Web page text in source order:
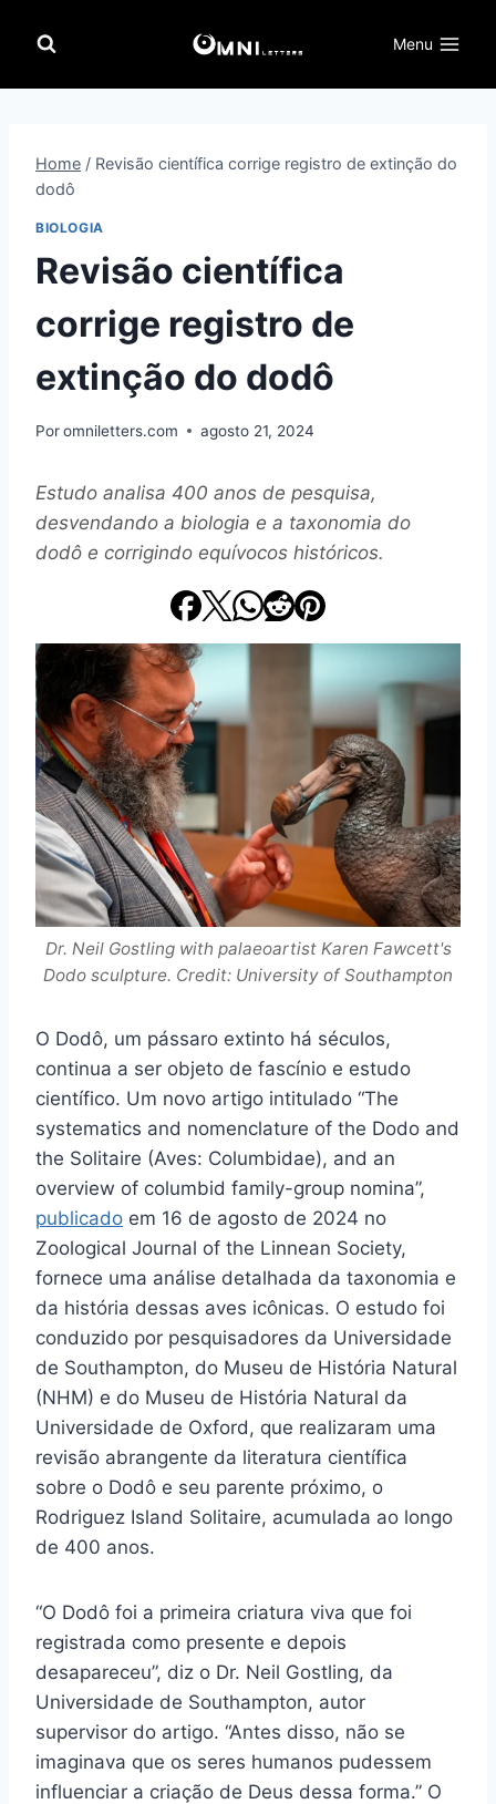
para
Menu
Home / Revisão científica corrige registro de extinção do
dodô
BIOLOGIA
Revisão científica
corrige registro de
extinção do dodô
Poromniletters.com agosto 21, 2024
Estudo analisa 400 anos de pesquisa,
desvendando a biologia e a taxonomia do
dodô e corrigindo equívocos históricos.
Dr. Neil Gostling with palaeoartist Karen Fawcett's
Dodo sculpture. Credit: University of Southampton
O Dodô, um pássaro extinto há séculos,
continua a ser objeto de fascínio e estudo
científico. Um novo artigo intitulado “The
systematics and nomenclature of the Dodo and
the Solitaire (Aves: Columbidae), and an
overview of columbid family-group nomina”,
publicado em 16 de agosto de 2024 no
Zoological Journal of the Linnean Society,
fornece uma análise detalhada da taxonomia e
da história dessas aves icônicas. O estudo foi
conduzido por pesquisadores da Universidade
de Southampton, do Museu de História Natural
(NHM) e do Museu de História Natural da
Universidade de Oxford, que realizaram uma
revisão abrangente da literatura científica
sobre o Dodô e seu parente próximo, o
Rodriguez Island Solitaire, acumulada ao longo
de 400 anos.
“O Dodô foi a primeira criatura viva que foi
registrada como presente e depois
desapareceu”, diz o Dr. Neil Gostling, da
Universidade de Southampton, autor
supervisor do artigo. “Antes disso, não se
imaginava que os seres humanos pudessem
influenciar a criação de Deus dessa forma.” O